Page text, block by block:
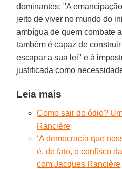
dominantes: "A
jeito de viver no mundo do
ambígua de quem combate
também é capaz de
escapar a sua lei" e à
justificada como
Leia mais
Como sair do ódio?
Rancière
‘A democracia que
é, de fato, o confisco
com Jacques Rancière